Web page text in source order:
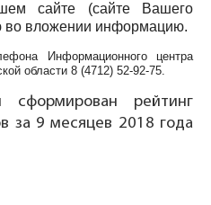
сайте (сайте Вашего
во вложении информацию.
Информационного центра
области 8 (4712) 52-92-75.
сформирован рейтинг
за 9 месяцев 2018 года